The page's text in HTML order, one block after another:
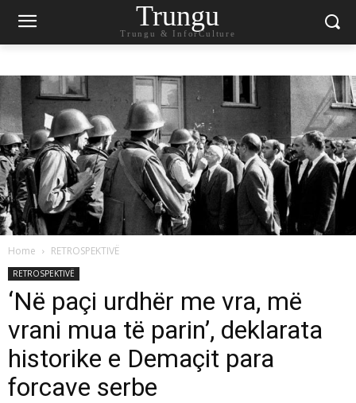
Trungu
Trungu & InforCulture
Home RETROSPEKTIVË
RETROSPEKTIVË
‘Në paçi urdhër me vra, më
vrani mua të parin’, deklarata
historike e Demaçit para
forcave serbe